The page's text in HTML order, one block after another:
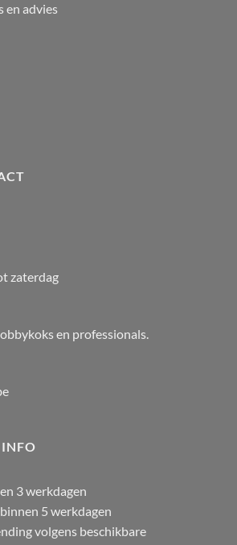
en advies
zaterdag
en professionals.
INFO
3 werkdagen
5 werkdagen
volgens beschikbare